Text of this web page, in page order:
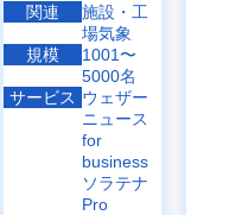
関連
施設・工
場気象
規模
1001〜
5000名
サービス ウェザー
ニュース
for
business
ソラテナ
Pro